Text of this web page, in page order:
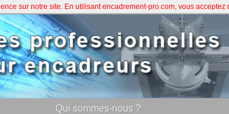
Qui sommes-nous ?
sur notre site. En utilisant encadrement-pro.com, vous